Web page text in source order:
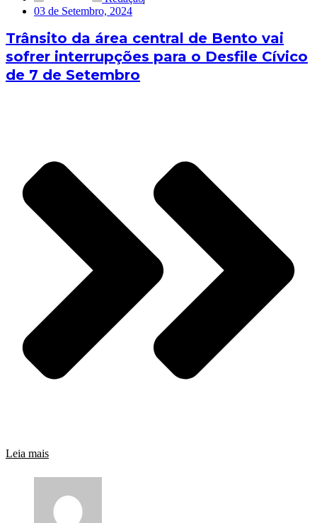
03 de Setembro, 2024
Trânsito da área central de Bento vai
sofrer interrupções para o Desfile Cívico
de 7 de Setembro
Leia mais